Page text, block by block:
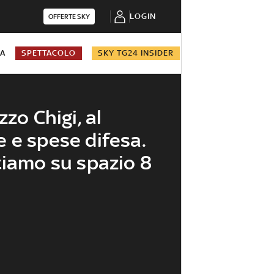
OFFERTE SKY LOGIN
SPETTACOLO SKY TG24 INSIDER
Chigi, al
e spese difesa.
su spazio 8